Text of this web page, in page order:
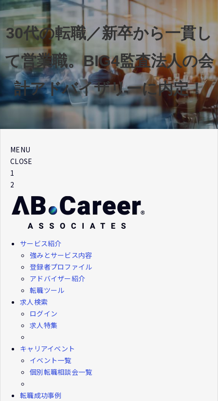
30代の転職／新卒から一貫し
て営業職。BIG4監査法人の会
計アドバイザリーに内定！
MENU
CLOSE
1
2
サービス紹介
強みとサービス内容
登録者プロファイル
アドバイザー紹介
転職ツール
求人検索
ログイン
求人特集
キャリアイベント
イベント一覧
個別転職相談会一覧
転職成功事例